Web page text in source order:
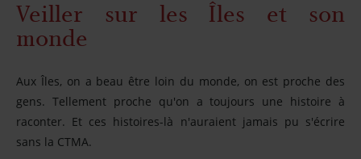
Chronologie
Implication sociale
Politique de confidentialité
Veiller sur les Îles et son
monde
Aux Îles, on a beau être loin du monde, on est proche des
gens. Tellement proche qu'on a toujours une histoire à
raconter. Et ces histoires-là n'auraient jamais pu s'écrire
sans la CTMA.